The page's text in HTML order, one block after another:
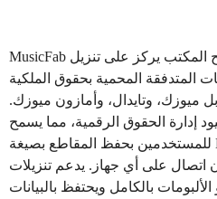
MusicFab
المتدفقة المحمية بحقوق الملكية
ميوزك، وتايدال، وأمازون ميوزك.
إدارة الحقوق الرقمية، مما يسمح
للمستخدمين بحفظ المقاطع بصيغة MP3، أو FLAC، أو WAV، أو
اتصال على أي جهاز. يدعم تنزيلات
بالكامل ويحتفظ بالبيانات